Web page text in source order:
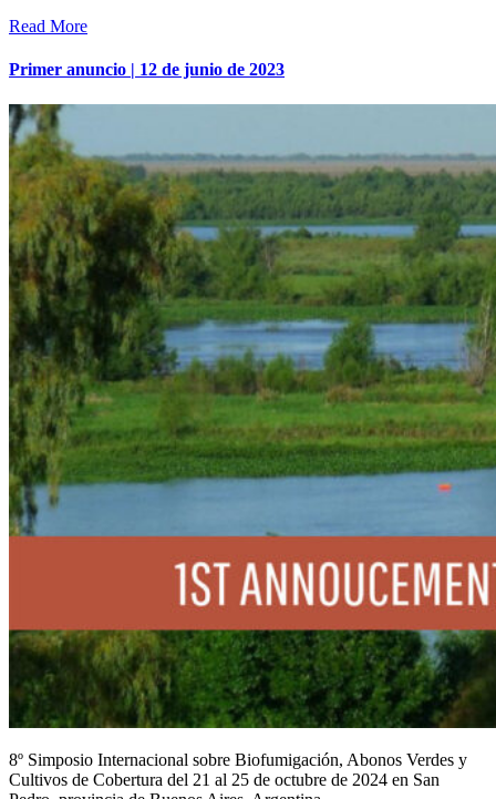
Read More
Primer anuncio | 12 de junio de 2023
8º Simposio Internacional sobre Biofumigación, Abonos Verdes y
Cultivos de Cobertura del 21 al 25 de octubre de 2024 en San